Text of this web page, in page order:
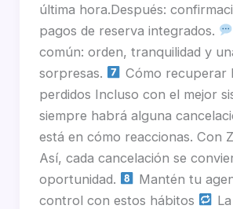
última hora.Después:
pagos de reserva integrados.
común: orden, tranquilidad y
sorpresas.
Cómo recuperar
perdidos Incluso con el mejor
siempre habrá alguna
está en cómo reaccionas. Con
Así, cada cancelación se
oportunidad.
Mantén tu
control con estos hábitos